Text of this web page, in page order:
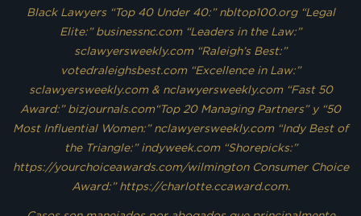
Black Lawyers “Top 40 Under 40:” nbltop100.org “Legal
Elite:” businessnc.com “Leaders in the Law:”
sclawyersweekly.com “Raleigh’s Best:”
votedraleighsbest.com “Excellence in Law:”
sclawyersweekly.com & nclawyersweekly.com “Fast 50
Award:” bizjournals.com“Top 20 Managing Partners” y “50
Most Influential Women:” nclawyersweekly.com “Indy Best of
the Triangle:” indyweek.com “Shorepicks:”
https://yourchoiceawards.com/wilmington Consumer Choice
Award:” https://charlotte.ccaward.com.